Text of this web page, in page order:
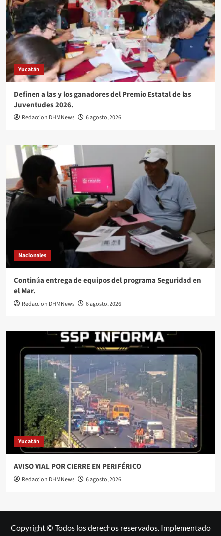
Yucatán
Definen a las y los ganadores del Premio Estatal de las
Juventudes 2026.
Redaccion DHMNews 6 agosto, 2026
Nacionales
Continúa entrega de equipos del programa Seguridad en
el Mar.
Redaccion DHMNews 6 agosto, 2026
Yucatán
AVISO VIAL POR CIERRE EN PERIFÉRICO
Redaccion DHMNews 6 agosto, 2026
Copyright © Todos los derechos reservados. Implementado